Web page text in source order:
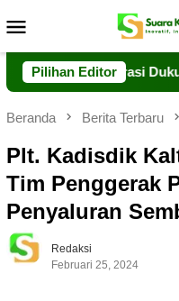
ke
Mobile
Pilihan Editor
Kolaborasi Dukung
Beranda Berita Terbaru
Plt. Kadisdik
Tim Penggerak
Penyaluran
Redaksi
Februari 25, 2024